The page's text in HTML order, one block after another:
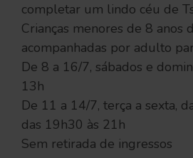
completar um lindo céu de
Crianças menores de 8 anos
acompanhadas por adulto
De 8 a 16/7, sábados e
13h
De 11 a 14/7, terça a sexta,
das 19h30 às 21h
Sem retirada de ingressos